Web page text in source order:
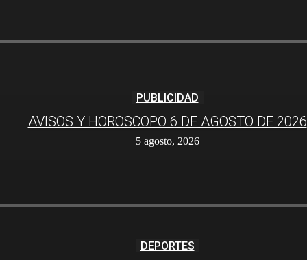
PUBLICIDAD
AVISOS Y HOROSCOPO 6 DE AGOSTO DE 2026
5 agosto, 2026
DEPORTES